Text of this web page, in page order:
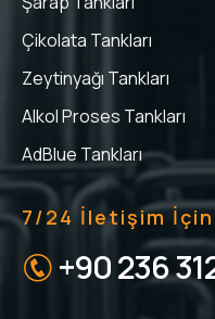
Çikolata Tankları
Zeytinyağı Tankları
Alkol Proses Tankları
AdBlue Tankları
7/24 İletişim İçin
+90 236